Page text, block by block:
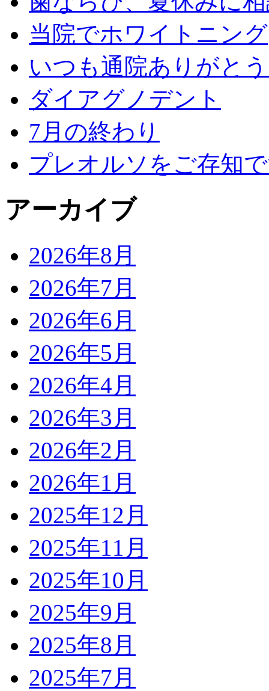
当院でホワイトニング
いつも通院ありがと
ダイアグノデント
7月の終わり
プレオルソをご存知
アーカイブ
2026年8月
2026年7月
2026年6月
2026年5月
2026年4月
2026年3月
2026年2月
2026年1月
2025年12月
2025年11月
2025年10月
2025年9月
2025年8月
2025年7月